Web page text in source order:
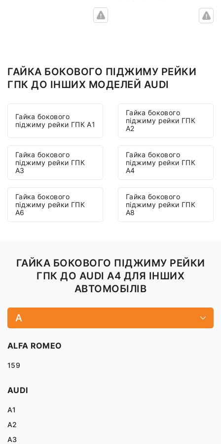
ГАЙКА БОКОВОГО ПІДЖИМУ РЕЙКИ
ГПК ДО ІНШИХ МОДЕЛЕЙ AUDI
Гайка бокового
піджиму рейки ГПК A1
Гайка бокового
піджиму рейки ГПК
A2
Гайка бокового
піджиму рейки ГПК
A3
Гайка бокового
піджиму рейки ГПК
A4
Гайка бокового
піджиму рейки ГПК
A6
Гайка бокового
піджиму рейки ГПК
A8
ГАЙКА БОКОВОГО ПІДЖИМУ РЕЙКИ
ГПК ДО AUDI A4 ДЛЯ ІНШИХ
АВТОМОБІЛІВ
A
ALFA ROMEO
159
AUDI
A1
A2
A3